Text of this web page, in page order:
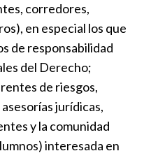
corredores,
en especial los que
de responsabilidad
del Derecho;
de riesgos,
jurídicas,
y la comunidad
interesada en